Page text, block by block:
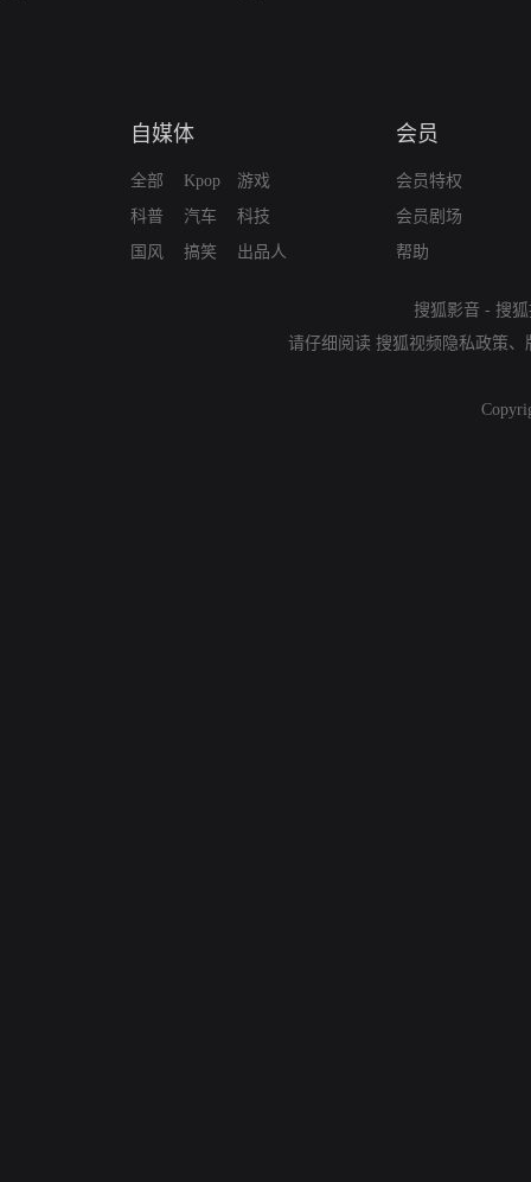
自媒体
全部
科普
国风
Kpop
汽车
搞笑
游戏
科技
出品人
会员
会员特权
会员剧场
帮助
搜狐影音 - 搜
请仔细阅读 搜狐视频隐私政策、